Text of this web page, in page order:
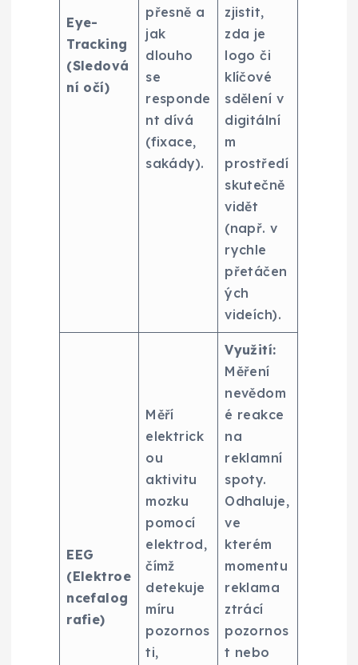
Eye-
Tracking
(Sledová
ní očí)
přesně a
jak
dlouho
se
responde
nt dívá
(fixace,
sakády).
zjistit,
zda je
logo či
klíčové
sdělení v
digitální
m
prostředí
skutečně
vidět
(např. v
rychle
přetáčen
ých
videích).
EEG
(Elektroe
ncefalog
rafie)
Měří
elektrick
ou
aktivitu
mozku
pomocí
elektrod,
čímž
detekuje
míru
pozornos
ti,
Využití:
Měření
nevědom
é reakce
na
reklamní
spoty.
Odhaluje,
ve
kterém
momentu
reklama
ztrácí
pozornos
t nebo